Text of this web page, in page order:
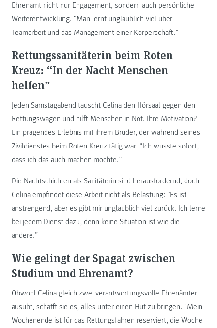
Ehrenamt nicht nur Engagement, sondern auch persönliche
Weiterentwicklung. “Man lernt unglaublich viel über
Teamarbeit und das Management einer Körperschaft.”
Rettungssanitäterin beim Roten
Kreuz: “In der Nacht Menschen
helfen”
Jeden Samstagabend tauscht Celina den Hörsaal gegen den
Rettungswagen und hilft Menschen in Not. Ihre Motivation?
Ein prägendes Erlebnis mit ihrem Bruder, der während seines
Zivildienstes beim Roten Kreuz tätig war. “Ich wusste sofort,
dass ich das auch machen möchte.”
Die Nachtschichten als Sanitäterin sind herausfordernd, doch
Celina empfindet diese Arbeit nicht als Belastung: “Es ist
anstrengend, aber es gibt mir unglaublich viel zurück. Ich lerne
bei jedem Dienst dazu, denn keine Situation ist wie die
andere.”
Wie gelingt der Spagat zwischen
Studium und Ehrenamt?
Obwohl Celina gleich zwei verantwortungsvolle Ehrenämter
ausübt, schafft sie es, alles unter einen Hut zu bringen. “Mein
Wochenende ist für das Rettungsfahren reserviert, die Woche